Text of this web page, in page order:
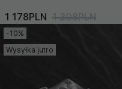
1 178PLN 1 308PLN
-10%
Wysyłka jutro